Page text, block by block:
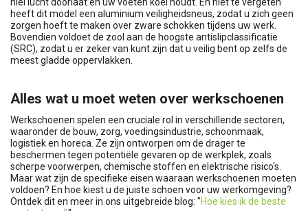
heeft dit model een aluminium veiligheidsneus, zodat u zich geen
zorgen hoeft te maken over zware schokken tijdens uw werk.
Bovendien voldoet de zool aan de hoogste antislipclassificatie
(SRC), zodat u er zeker van kunt zijn dat u veilig bent op zelfs de
meest gladde oppervlakken.
Alles wat u moet weten over werkschoenen
Werkschoenen spelen een cruciale rol in verschillende sectoren,
waaronder de bouw, zorg, voedingsindustrie, schoonmaak,
logistiek en horeca. Ze zijn ontworpen om de drager te
beschermen tegen potentiële gevaren op de werkplek, zoals
scherpe voorwerpen, chemische stoffen en elektrische risico's.
Maar wat zijn de specifieke eisen waaraan werkschoenen moeten
voldoen? En hoe kiest u de juiste schoen voor uw werkomgeving?
Ontdek dit en meer in ons uitgebreide blog: "Hoe kies ik de beste